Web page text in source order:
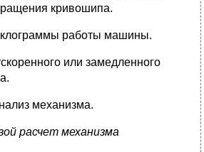
кривошипа.
работы машины.
или замедленного
механизма.
расчет механизма